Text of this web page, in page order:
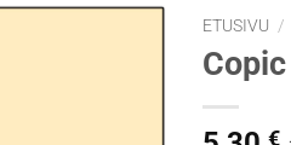
ETUSIVU /
€